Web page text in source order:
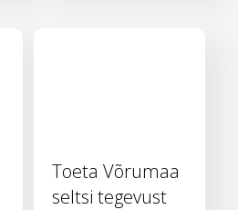
Toeta Võrumaa
seltsi tegevust